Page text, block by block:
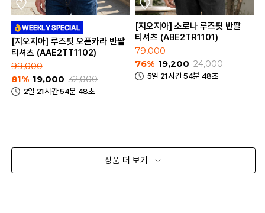
[지오지아] 루즈핏 오픈카라 반팔
티셔츠 (AAE2TT1102)
99,000
81% 19,000 32,000
2일 21시간 54분 48초
[지오지아] 소로나 루즈핏 반팔
티셔츠 (ABE2TR1101)
79,000
76% 19,200 24,000
5일 21시간 54분 48초
상품 더 보기